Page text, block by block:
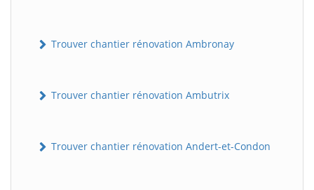
Trouver chantier rénovation Ambronay
Trouver chantier rénovation Ambutrix
Trouver chantier rénovation Andert-et-Condon